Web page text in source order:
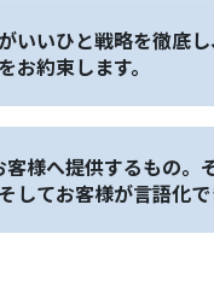
いいひと戦略を徹底
お約束します。
客様へ提供するもの
してお客様が言語化